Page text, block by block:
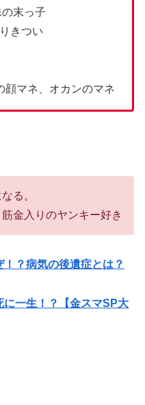
末っ子
きつい
顔マネ、オカンのマネ
る。
金入りのヤンキー好き
？病気の後遺症とは？
一生！？【金スマSP大